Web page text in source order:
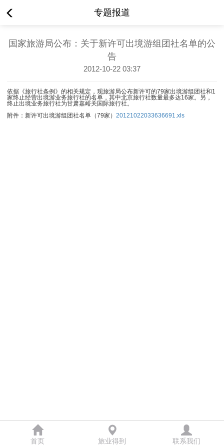
专题报道
国家旅游局公布：关于新许可出境游组团社名单的公
告
2012-10-22 03:37
依据《旅行社条例》的相关规定，现旅游局公布新许可的79家出境游组团社和1
家终止经营出境游业务旅行社的名单，其中北京旅行社数量最多达16家。另，
终止出境业务旅行社为甘肃嘉峪关国际旅行社。
附件：新许可出境游组团社名单（79家） 20121022033636691.xls
首页 旅业得到 联系我们